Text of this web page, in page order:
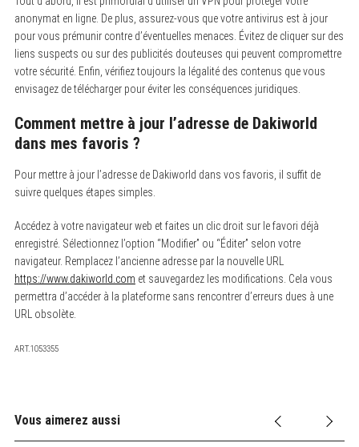
anonymat en ligne. De plus, assurez-vous que votre antivirus est à jour
pour vous prémunir contre d’éventuelles menaces. Évitez de cliquer sur des
liens suspects ou sur des publicités douteuses qui peuvent compromettre
votre sécurité. Enfin, vérifiez toujours la légalité des contenus que vous
envisagez de télécharger pour éviter les conséquences juridiques.
Comment mettre à jour l’adresse de Dakiworld
dans mes favoris ?
Pour mettre à jour l’adresse de Dakiworld dans vos favoris, il suffit de
suivre quelques étapes simples.
Accédez à votre navigateur web et faites un clic droit sur le favori déjà
enregistré. Sélectionnez l’option “Modifier” ou “Éditer” selon votre
navigateur. Remplacez l’ancienne adresse par la nouvelle URL
https://www.dakiworld.com et sauvegardez les modifications. Cela vous
permettra d’accéder à la plateforme sans rencontrer d’erreurs dues à une
URL obsolète.
ART.1053355
Vous aimerez aussi